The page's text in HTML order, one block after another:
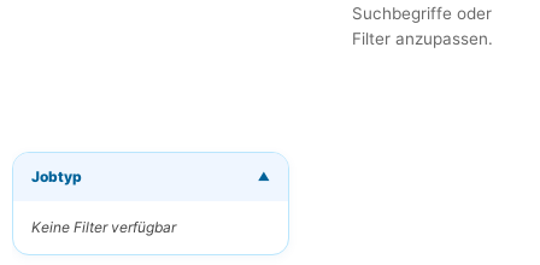
Suchbegriffe oder
Filter anzupassen.
Jobtyp ▼
Keine Filter verfügbar